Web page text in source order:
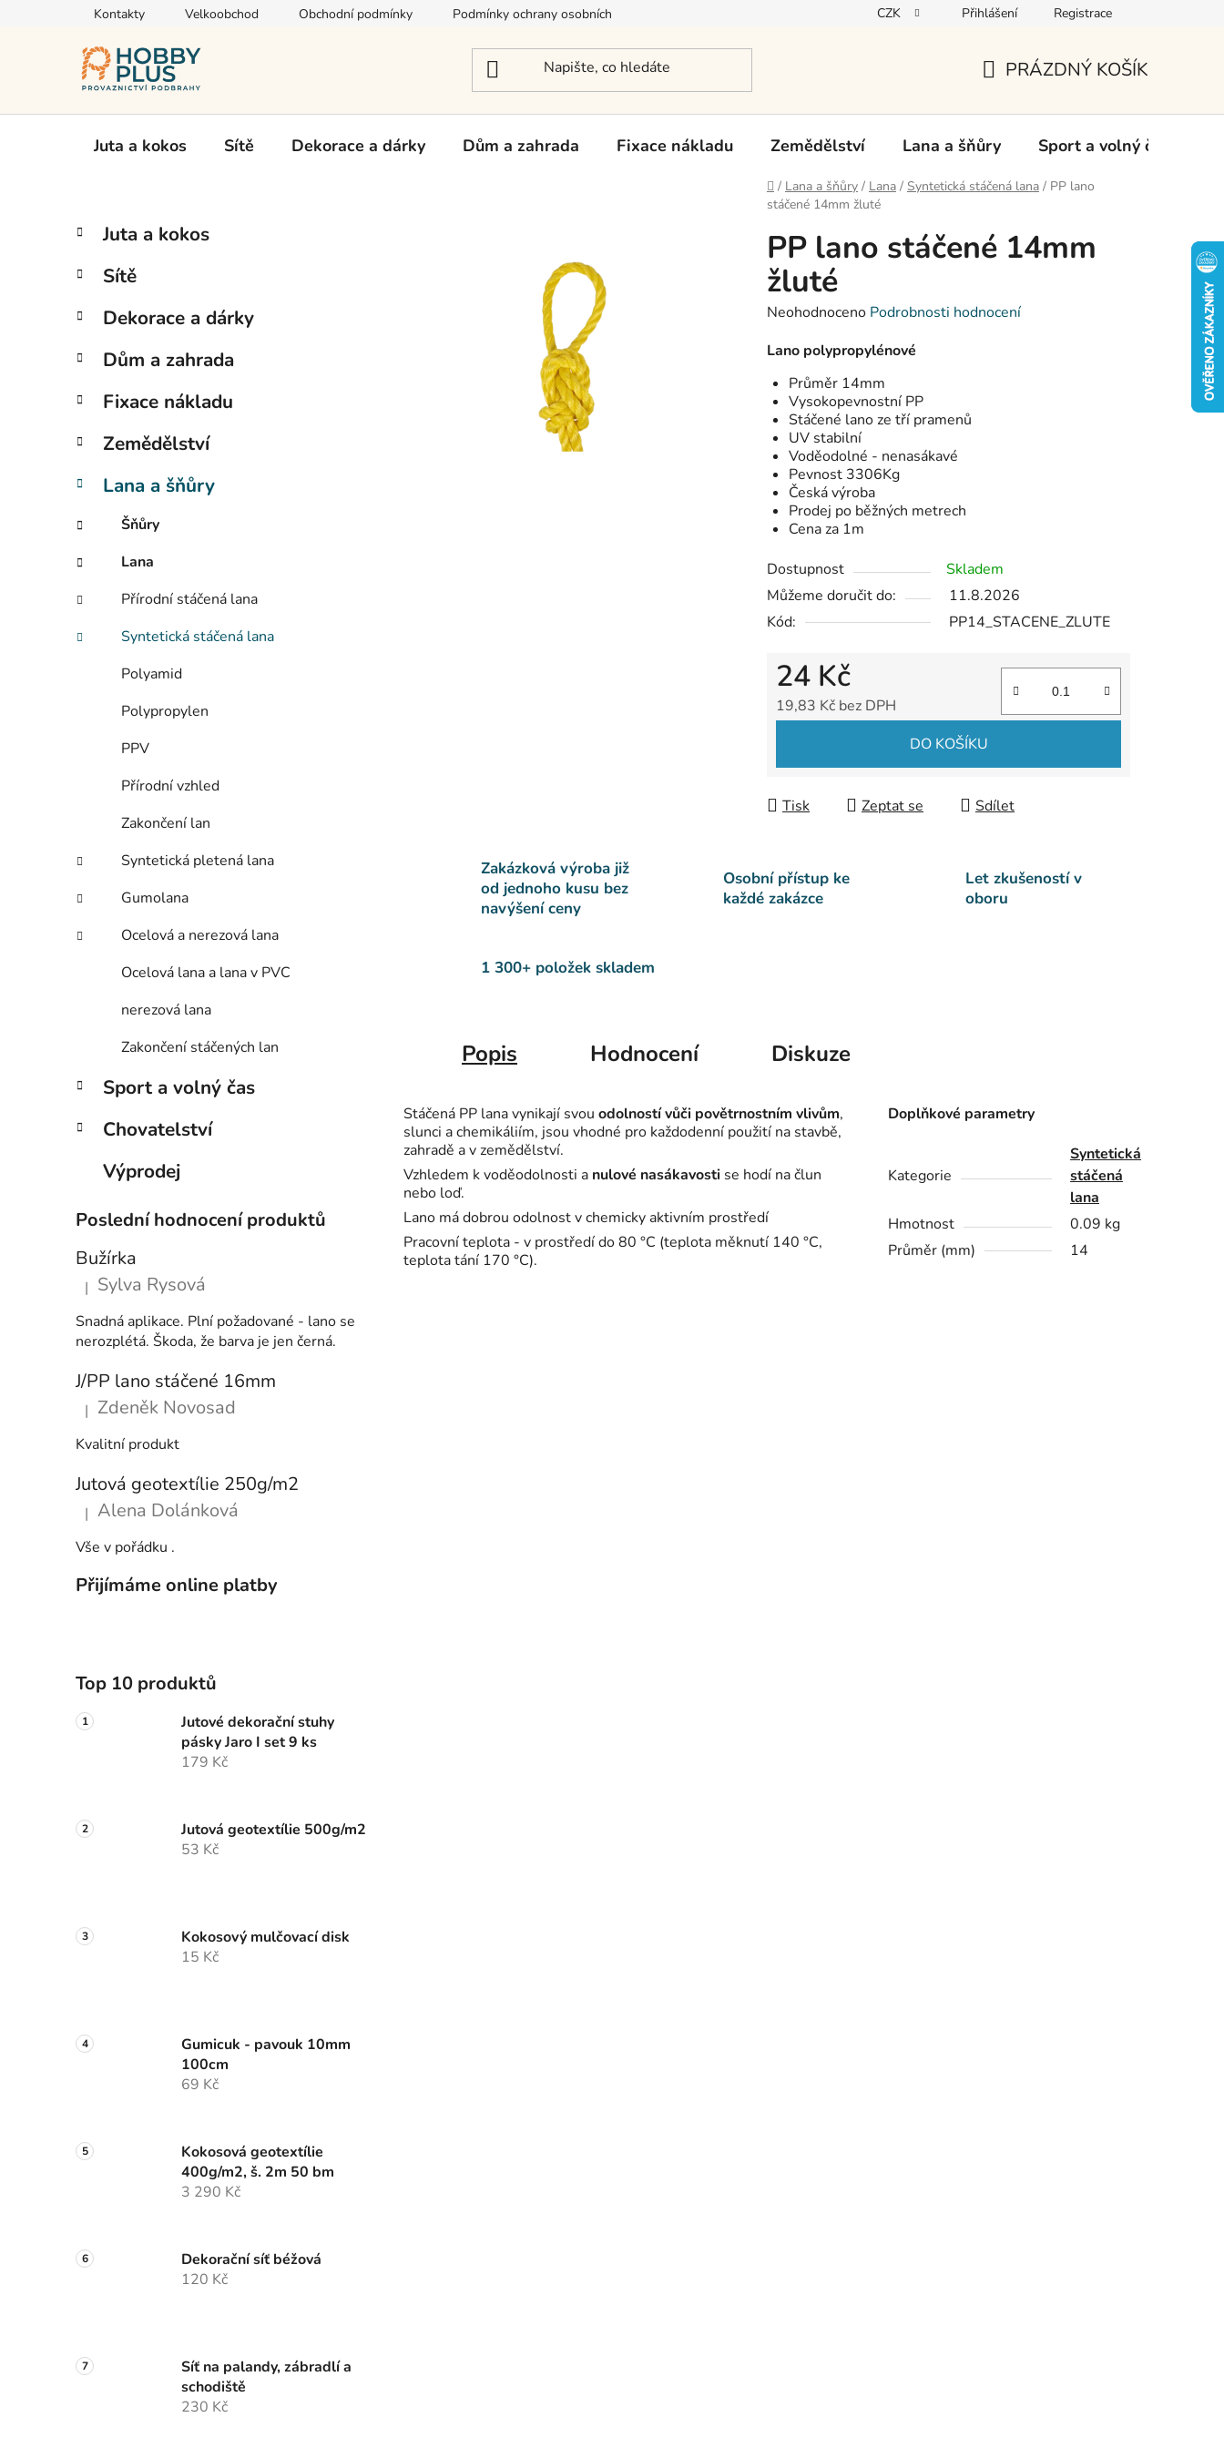
Kontakty Velkoobchod Obchodní podmínky Podmínky ochrany osobních údajů CZK Přihlášení Registrace
KOŠÍK
PRÁZDNÝ KOŠÍK
Juta a kokos Sítě Dekorace a dárky Dům a zahrada Fixace nákladu Zemědělství Lana a šňůry Sport a volný čas
Domů
/ Lana a šňůry / Lana / Syntetická stáčená lana / PP lano
stáčené 14mm žluté
P
s
r
n
n
í
p
n
l
Přeskočit
kategorie
K
a
e
o
i
Juta a kokos
Sítě
Dekorace a dárky
Dům a zahrada
Fixace nákladu
Zemědělství
Lana a šňůry
Šňůry
Lana
Přírodní stáčená lana
Syntetická stáčená lana
Polyamid
Polypropylen
PPV
Přírodní vzhled
Zakončení lan
Syntetická pletená lana
Gumolana
Ocelová a nerezová lana
Ocelová lana a lana v PVC
nerezová lana
Zakončení stáčených lan
Sport a volný čas
Chovatelství
Výprodej
Poslední hodnocení produktů
Bužírka
Hodnocení produktu je 5 z 5 hvězdiček.
| Sylva Rysová
Snadná aplikace. Plní požadované - lano se
nerozplétá. Škoda, že barva je jen černá.
J/PP lano stáčené 16mm
Hodnocení produktu je 5 z 5 hvězdiček.
| Zdeněk Novosad
Kvalitní produkt
Jutová geotextílie 250g/m2
Hodnocení produktu je 5 z 5 hvězdiček.
| Alena Dolánková
Vše v pořádku .
Přijímáme online platby
Top 10 produktů
Jutové dekorační stuhy
pásky Jaro I set 9 ks
179 Kč
Jutová geotextílie 500g/m2
53 Kč
Kokosový mulčovací disk
15 Kč
Gumicuk - pavouk 10mm
100cm
69 Kč
Kokosová geotextílie
400g/m2, š. 2m 50 bm
3 290 Kč
Dekorační síť béžová
120 Kč
Síť na palandy, zábradlí a
schodiště
230 Kč
PP lano stáčené 14mm
žluté
Průměrné
produktu
0,0
5
hvězdiček.
Neohodnoceno Podrobnosti hodnocení
Lano polypropylénové
Průměr 14mm
Vysokopevnostní PP
Stáčené lano ze tří pramenů
UV stabilní
Voděodolné - nenasákavé
Pevnost 3306Kg
Česká výroba
Prodej po běžných metrech
Cena za 1m
Dostupnost
Skladem
Můžeme doručit do:
11.8.2026
Kód:
PP14_STACENE_ZLUTE
24 Kč
19,83 Kč bez DPH
DO KOŠÍKU
Tisk Zeptat se Sdílet
Zakázková výroba již
od jednoho kusu bez
navýšení ceny
Osobní přístup ke
každé zakázce
Let zkušeností v
oboru
1 300+ položek skladem
Popis Hodnocení Diskuze
Stáčená PP lana vynikají svou odolností vůči povětrnostním vlivům,
slunci a chemikáliím, jsou vhodné pro každodenní použití na stavbě,
zahradě a v zemědělství.
Vzhledem k voděodolnosti a nulové nasákavosti se hodí na člun
nebo loď.
Lano má dobrou odolnost v chemicky aktivním prostředí
Pracovní teplota - v prostředí do 80 °C (teplota měknutí 140 °C,
teplota tání 170 °C).
Doplňkové parametry
Kategorie
Syntetická
stáčená
lana
Hmotnost
0.09 kg
Průměr (mm)
14